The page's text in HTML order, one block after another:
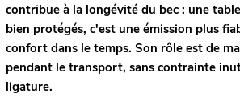
contribue à la longévité du bec: une
bien protégés, c'est une émission plus
confort dans le temps. Son rôle est de
pendant le transport, sans contrainte
ligature.